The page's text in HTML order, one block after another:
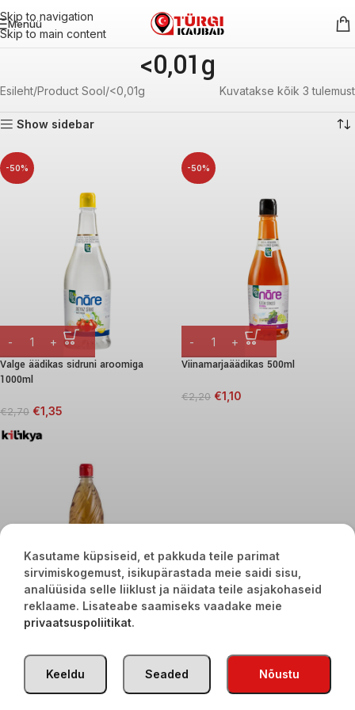
Skip to navigation
Skip to main content
Menüü
<0,01g
Esileht Product Sool <0,01g Kuvatakse kõik 3 tulemust
Show sidebar
-50%
Valge äädikas sidruni aroomiga
1000ml
€2,70 €1,35
-50%
Viinamarjaäädikas 500ml
€2,20 €1,10
Kilikya õunaäädikas 1000ml
2,90
TÜRGI KAUBAD
Kasutame küpsiseid, et pakkuda teile parimat
sirvimiskogemust, isikupärastada meie saidi sisu,
analüüsida selle liiklust ja näidata teile asjakohaseid
reklaame. Lisateabe saamiseks vaadake meie
privaatsuspoliitikat.
Nõustu
Seaded
Keeldu